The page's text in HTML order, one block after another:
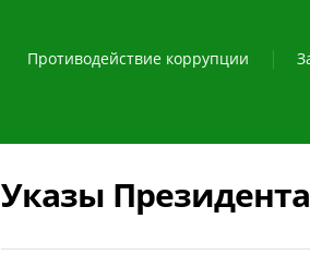
Противодействие коррупции
Указы